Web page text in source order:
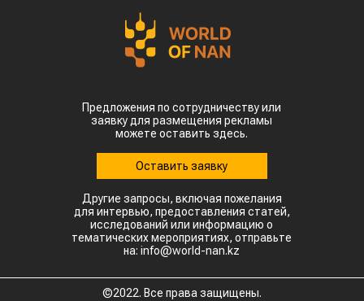
Предложения по сотрудничеству или
заявку для размещения рекламы
можете оставить здесь.
Оставить заявку
Другие запросы, включая пожелания
для интервью, предоставления статей,
исследований или информацию о
тематических мероприятиях, отправьте
на: info@world-nan.kz
©2022. Все права защищены.